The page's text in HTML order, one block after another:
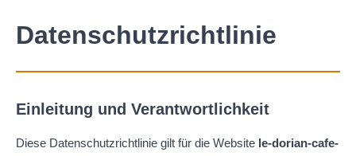
Datenschutzrichtlinie
Einleitung und Verantwortlichkeit
Diese Datenschutzrichtlinie gilt für die Website le-dorian-cafe-